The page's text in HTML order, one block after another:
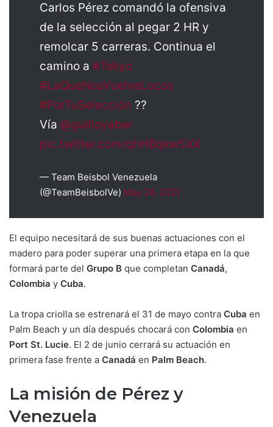
Carlos Pérez comandó la ofensiva
de la selección al pegar 2 HR y
remolcar 5 carreras. Continua el
camino a #Tokyo
#LaQueNosVuelveLocos
#PorTuSelección ??
Vía @guilloyaber
pic.twitter.com/qhHBqkw5XX
— Team Beisbol Venezuela
(@TeamBeisbolVe) May 28, 2021
El equipo necesitará de sus buenas actuaciones con el
madero para poder superar una primera etapa en la que
formará parte del Grupo B que completan Canadá,
Colombia y Cuba.
La tropa criolla se estrenará el 31 de mayo contra Cuba en
Palm Beach y un día después chocará con Colombia en
Port St. Lucie. El 2 de junio cerrará su actuación en
primera fase frente a Canadá en Palm Beach.
La misión de Pérez y
Venezuela